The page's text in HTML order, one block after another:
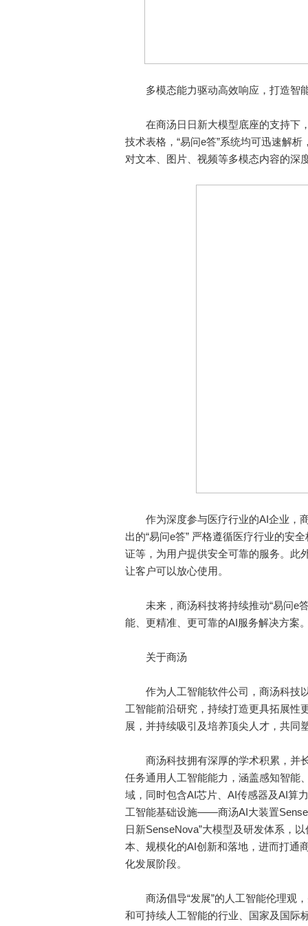
多模态能力驱动高效响应，打造智
在商汤日日新大模型底座的支持下，
技术表格，“易问e答”系统均可迅速解
对文本、图片、视频等多模态内容的深
作为深度参与医疗行业的AI企业，商
出的“易问e答” 严格遵循医疗行业的安
证等，为用户提供安全可靠的服务。此
让客户可以放心使用。
未来，商汤科技将持续推动“易问e答
能、更精准、更可靠的AI服务解决方案
关于商汤
作为人工智能软件公司，商汤科技以
工智能前沿研究，持续打造更具拓展性
展，并持续吸引及培养顶尖人才，共同
商汤科技拥有深厚的学术积累，并长
任务通用人工智能能力，涵盖感知智能
域，同时包含AI芯片、AI传感器及AI算
工智能基础设施——商汤AI大装置
日新SenseNova”大模型及研发体系，
本、规模化的AI创新和落地，进而打通
化发展阶段。
商汤倡导“发展”的人工智能伦理观，
和可持续人工智能的行业、国家及国际